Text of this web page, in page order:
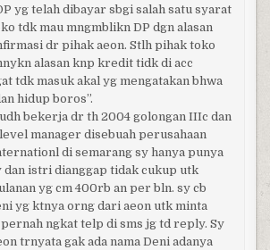
yg telah dibayar sbgi salah satu syarat
tdk mau mngmblikn DP dgn alasan
dr pihak aeon. Stlh pihak toko
alasan knp kredit tidk di acc
tdk masuk akal yg mengatakan bhwa
hidup boros”.
bekerja dr th 2004 golongan IIIc dan
manager disebuah perusahaan
di semarang sy hanya punya
dan istri dianggap tidak cukup utk
yg cm 400rb an per bln. sy cb
yg ktnya orng dari aeon utk minta
ngkat telp di sms jg td reply. Sy
trnyata gak ada nama Deni adanya